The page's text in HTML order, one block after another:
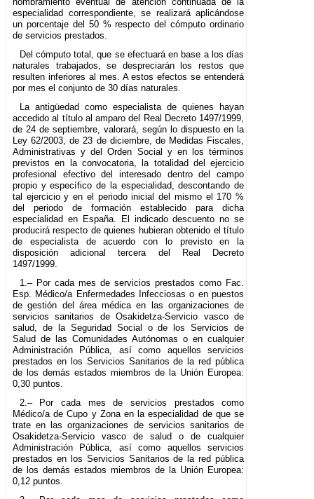
especialidad correspondiente, se realizará aplicándose
un porcentaje del 50 % respecto del cómputo ordinario
de servicios prestados.
Del cómputo total, que se efectuará en base a los días
naturales trabajados, se despreciarán los restos que
resulten inferiores al mes. A estos efectos se entenderá
por mes el conjunto de 30 días naturales.
La antigüedad como especialista de quienes hayan
accedido al título al amparo del Real Decreto 1497/1999,
de 24 de septiembre, valorará, según lo dispuesto en la
Ley 62/2003, de 23 de diciembre, de Medidas Fiscales,
Administrativas y del Orden Social y en los términos
previstos en la convocatoria, la totalidad del ejercicio
profesional efectivo del interesado dentro del campo
propio y específico de la especialidad, descontando de
tal ejercicio y en el periodo inicial del mismo el 170 %
del periodo de formación establecido para dicha
especialidad en España. El indicado descuento no se
producirá respecto de quienes hubieran obtenido el título
de especialista de acuerdo con lo previsto en la
disposición adicional tercera del Real Decreto
1497/1999.
1.– Por cada mes de servicios prestados como Fac.
Esp. Médico/a Enfermedades Infecciosas o en puestos
de gestión del área médica en las organizaciones de
servicios sanitarios de Osakidetza-Servicio vasco de
salud, de la Seguridad Social o de los Servicios de
Salud de las Comunidades Autónomas o en cualquier
Administración Pública, así como aquellos servicios
prestados en los Servicios Sanitarios de la red pública
de los demás estados miembros de la Unión Europea:
0,30 puntos.
2.– Por cada mes de servicios prestados como
Médico/a de Cupo y Zona en la especialidad de que se
trate en las organizaciones de servicios sanitarios de
Osakidetza-Servicio vasco de salud o de cualquier
Administración Pública, así como aquellos servicios
prestados en los Servicios Sanitarios de la red pública
de los demás estados miembros de la Unión Europea:
0,12 puntos.